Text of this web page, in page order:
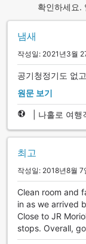
확인하세요.
냄새
작성일: 2021년3월
공기청정기도 없
원문 보기
나홀로 여행
최고
작성일: 2018년8월 7
Clean room and
in as we arrived
Close to JR
stops. Overall,